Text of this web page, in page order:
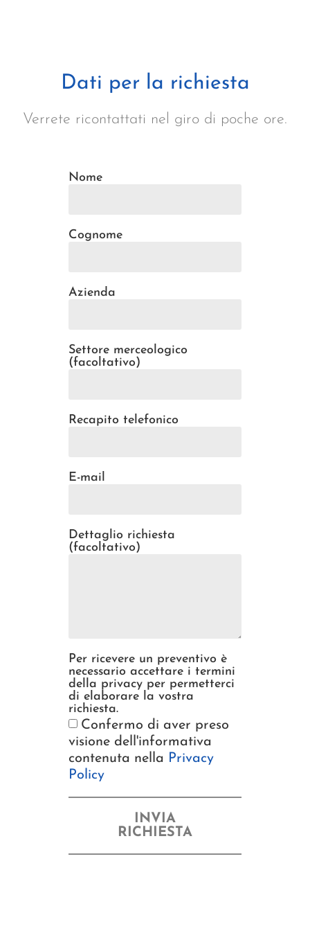
Dati per la richiesta
Verrete ricontattati nel giro di poche ore.
Nome
Cognome
Azienda
Settore merceologico
(facoltativo)
Recapito telefonico
E-mail
Dettaglio richiesta
(facoltativo)
Per ricevere un preventivo è
necessario accettare i termini
della privacy per permetterci
di elaborare la vostra
richiesta.
Confermo di aver preso
visione dell'informativa
contenuta nella Privacy
Policy
INVIA
RICHIESTA